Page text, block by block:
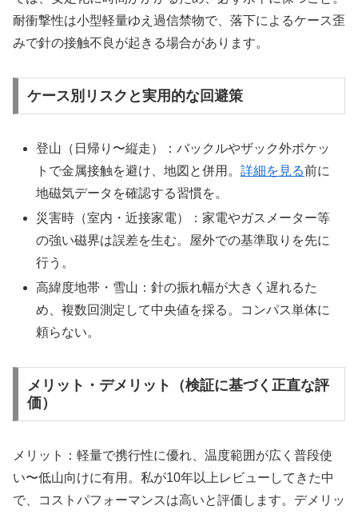
耐衝撃性は小型軽量ゆえ過信禁物で、落下によるケース歪
みで針の接触不良が起きる場合があります。
ケース別リスクと実用的な回避策
登山（日帰り〜縦走）：バックルやザック外ポケッ
トで金属接触を避け、地図と併用。詳細を見る前に
地磁気データを確認する習慣を。
災害時（室内・近接家電）：家電やガスメーター等
の強い磁界は誤差を生む。屋外での基準取りを先に
行う。
高緯度地帯・雪山：針の振れ幅が大きく遅れるた
め、複数回測定して中央値を採る。コンパス単体に
頼らない。
メリット・デメリット（検証に基づく正直な評
価）
メリット：軽量で携行性に優れ、温度範囲が広く普段使
い〜低山向けに有用。私が10年以上レビューしてきた中
で、コストパフォーマンスは高いと評価します。デメリッ